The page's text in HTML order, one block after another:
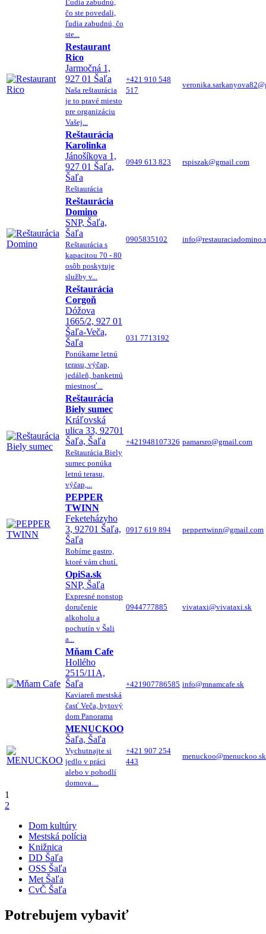
Ľudia zabudnú,
čo ste povedali,
ľudia zabudnú, čo
ste...
Restaurant
Rico
Jarmočná 1,
927 01 Šaľa
Naša reštaurácia
je to pravé miesto
pre organizáciu
Vašej...
+421 910 548
517
Reštaurácia
Karolinka
Jánošíkova 1,
927 01 Šaľa,
Šaľa
Reštaurácia
0949 613 823 rspiszak@gmail.com
Reštaurácia
Domino
SNP, Šaľa,
Šaľa
Reštaurácia s
kapacitou 70 - 80
osôb poskytuje
služby v...
0905835102
Reštaurácia
Corgoň
Dóžova
1665/2, 927 01
Šaľa-Veča,
Šaľa
Ponúkame letnú
terasu, výčap,
jedáleň, banketnú
miestnosť...
031 7713192
Reštaurácia
Biely sumec
Kráľovská
ulica 33, 92701
Šaľa, Šaľa
Reštaurácia Biely
sumec ponúka
letnú terasu,
výčap,...
+421948107326 pamarsro@gmail.com
PEPPER
TWINN
Feketeházyho
3, 92701 Šaľa,
Šaľa
Robíme gastro,
ktoré vám chutí.
0917 619 894 peppertwinn@gmail.com
OpiSa.sk
SNP, Šaľa
Expresné nonstop
doručenie
alkoholu a
pochutín v Šali
a...
0944777885 vivataxi@vivataxi.sk
Mňam Cafe
Hollého
2515/11A,
Šaľa
Kaviareň mestská
časť Veča, bytový
dom Panorama
+421907786585 info@mnamcafe.sk
MENUCKOO
Šaľa, Šaľa
Vychutnajte si
jedlo v práci
alebo v pohodlí
domova....
+421 907 254
443
menuckoo@menuckoo.sk
1
2
Dom kultúry
Mestská polícia
Knižnica
DD Šaľa
OSS Šaľa
Met Šaľa
CvČ Šaľa
Potrebujem vybaviť